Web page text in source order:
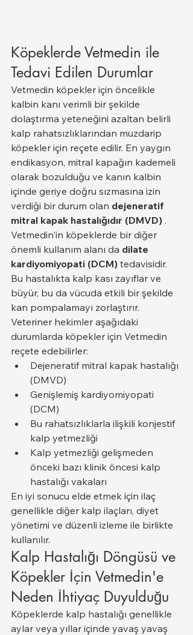
Köpeklerde Vetmedin ile
Tedavi Edilen Durumlar
Vetmedin köpekler için öncelikle
kalbin kanı verimli bir şekilde
dolaştırma yeteneğini azaltan belirli
kalp rahatsızlıklarından muzdarip
köpekler için reçete edilir. En yaygın
endikasyon, mitral kapağın kademeli
olarak bozulduğu ve kanın kalbin
içinde geriye doğru sızmasına izin
verdiği bir durum olan dejeneratif
mitral kapak hastalığıdır (DMVD) .
Vetmedin'in köpeklerde bir diğer
önemli kullanım alanı da dilate
kardiyomiyopati (DCM) tedavisidir.
Bu hastalıkta kalp kası zayıflar ve
büyür, bu da vücuda etkili bir şekilde
kan pompalamayı zorlaştırır.
Veteriner hekimler aşağıdaki
durumlarda köpekler için Vetmedin
reçete edebilirler:
Dejeneratif mitral kapak hastalığı
(DMVD)
Genişlemiş kardiyomiyopati
(DCM)
Bu rahatsızlıklarla ilişkili konjestif
kalp yetmezliği
Kalp yetmezliği gelişmeden
önceki bazı klinik öncesi kalp
hastalığı vakaları
En iyi sonucu elde etmek için ilaç
genellikle diğer kalp ilaçları, diyet
yönetimi ve düzenli izleme ile birlikte
kullanılır.
Kalp Hastalığı Döngüsü ve
Köpekler İçin Vetmedin'e
Neden İhtiyaç Duyulduğu
Köpeklerde kalp hastalığı genellikle
aylar veya yıllar içinde yavaş yavaş